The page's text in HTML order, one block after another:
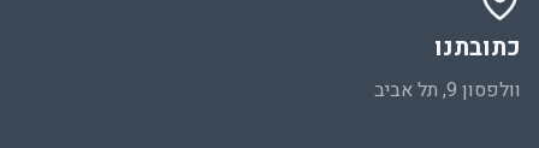
כתובתנו
וולפסון 9, תל אביב